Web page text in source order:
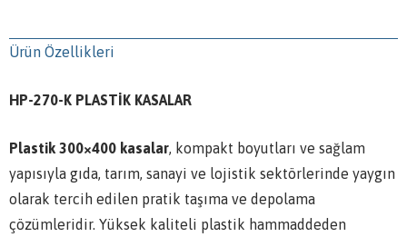
Ürün Özellikleri
HP-270-K PLASTİK KASALAR
Plastik 300×400 kasalar, kompakt boyutları ve sağlam
yapısıyla gıda, tarım, sanayi ve lojistik sektörlerinde yaygın
olarak tercih edilen pratik taşıma ve depolama
çözümleridir. Yüksek kaliteli plastik hammaddeden